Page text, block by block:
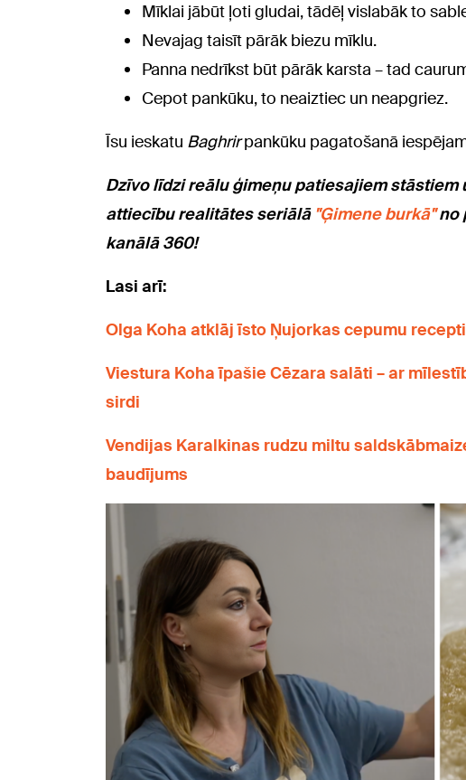
Mīklai jābūt ļoti gludai, tādēļ vislabāk to
Nevajag taisīt pārāk biezu mīklu.
Panna nedrīkst būt pārāk karsta – tad
Cepot pankūku, to neaiztiec un neapgriez.
Īsu ieskatu Baghrirpankūku pagatošanā
Dzīvo līdzi reālu ģimeņu patiesajiem
attiecību realitātes seriālā "Ģimene burkā"no
kanālā 360!
Lasi arī:
Olga Koha atklāj īsto Ņujorkas cepumu
Viestura Koha īpašie Cēzara salāti – ar
sirdi
Vendijas Karalkinas rudzu miltu
baudījums